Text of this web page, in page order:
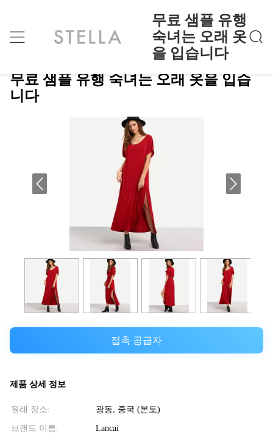
무료 샘플 유행
숙녀는 오래 옷
을 입습니다
무료 샘플 유행 숙녀는 오래 옷을 입습니다
무료 샘플 유행 숙녀는 오래 옷을 입습
니다
접촉 공급자
제품 상세 정보
원래 장소: 광동, 중국 (본토)
브랜드 이름: Lancai